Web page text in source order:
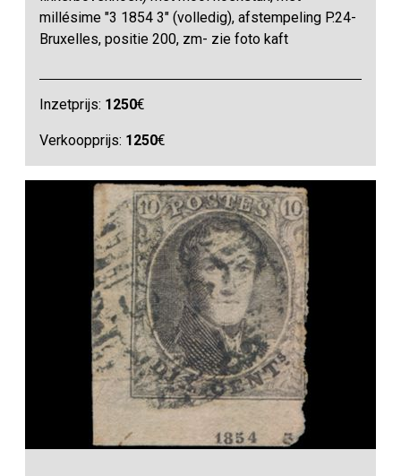
millésime "3 1854 3" (volledig), afstempeling P.24-
Bruxelles, positie 200, zm- zie foto kaft
Inzetprijs: 1250€
Verkoopprijs: 1250€